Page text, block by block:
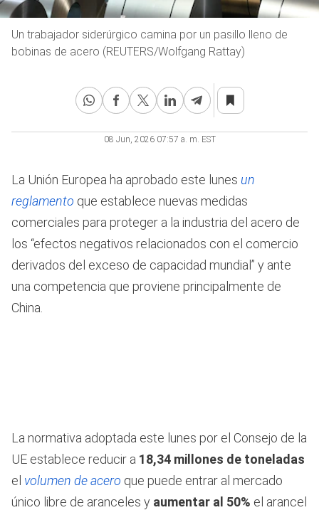
Un trabajador siderúrgico camina por un pasillo lleno de
bobinas de acero (REUTERS/Wolfgang Rattay)
08 Jun, 2026 07:57 a. m. EST
La Unión Europea ha aprobado este lunes un
reglamento que establece nuevas medidas
comerciales para proteger a la industria del acero de
los “efectos negativos relacionados con el comercio
derivados del exceso de capacidad mundial” y ante
una competencia que proviene principalmente de
China.
La normativa adoptada este lunes por el Consejo de la
UE establece reducir a 18,34 millones de toneladas
el volumen de acero que puede entrar al mercado
único libre de aranceles y aumentar al 50% el arancel